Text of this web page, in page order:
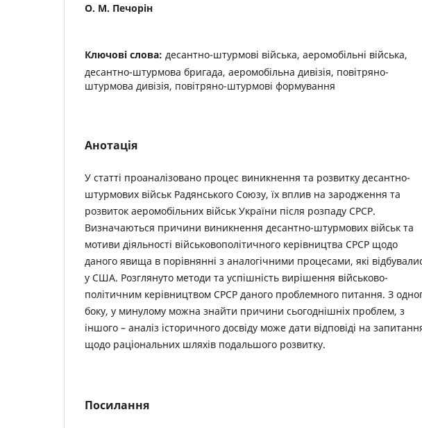
О. М. Печорін
Ключові слова: десантно-штурмові війська, аеромобільні війська,
десантно-штурмова бригада, аеромобільна дивізія, повітряно-
штурмова дивізія, повітряно-штурмові формування
Анотація
У статті проаналізовано процес виникнення та розвитку десантно-
штурмових військ Радянського Союзу, їх вплив на зародження та
розвиток аеромобільних військ України після розпаду СРСР.
Визначаються причини виникнення десантно-штурмових військ та
мотиви діяльності військовополітичного керівництва СРСР щодо
даного явища в порівнянні з аналогічними процесами, які
у США. Розглянуто методи та успішність вирішення військово-
політичним керівництвом СРСР даного проблемного питання. З
боку, у минулому можна знайти причини сьогоднішніх проблем, з
іншого – аналіз історичного досвіду може дати відповіді на
щодо раціональних шляхів подальшого розвитку.
Посилання